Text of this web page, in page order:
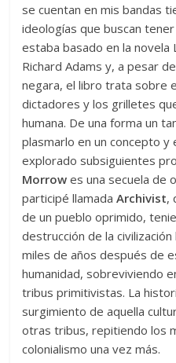
se cuentan en mis bandas
ideologías que buscan
estaba basado en la novela
Richard Adams y, a pesar
negara, el libro trata sobre
dictadores y los grilletes
humana. De una forma un
plasmarlo en un concepto y
explorado subsiguientes
Morrow es una secuela de
participé llamadaArchivist,
de un pueblo oprimido,
destrucción de la civilización
miles de años después de
humanidad, sobreviviendo
tribus primitivistas. La
surgimiento de aquella
otras tribus, repitiendo los
colonialismo una vez más.